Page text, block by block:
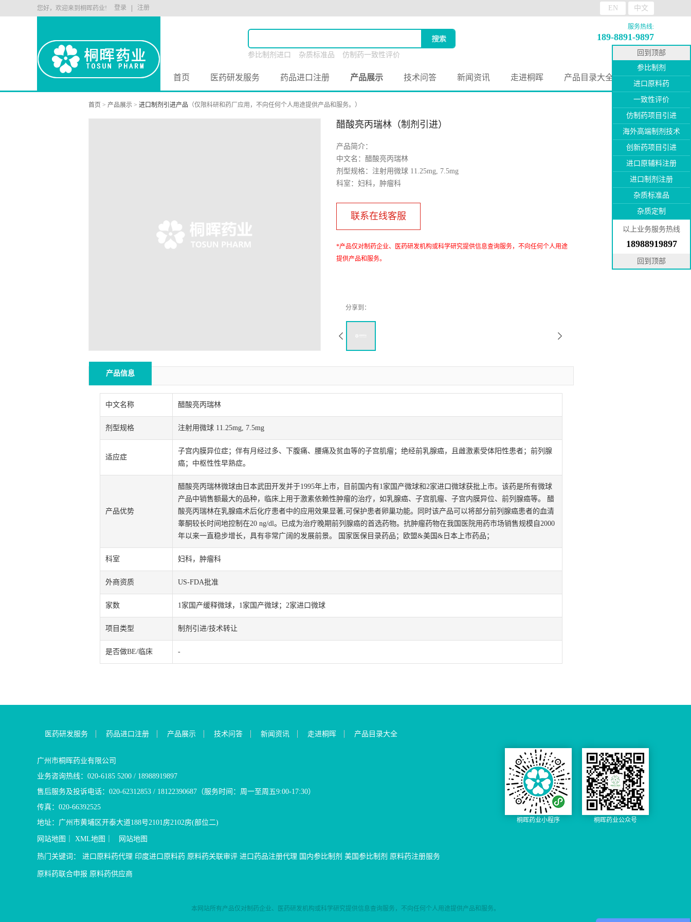
您好，欢迎来到桐晖药业! EN 中文
注册
登录
服务热线:
189-8891-9897
参比制剂进口 杂质标准品
仿制药一致性评价
首页 医药研发服务 药品进口注册 产品展示 技术问答 新闻资讯 走进桐晖 产品目录大全
首页 > 产品展示 > 进口制剂引进产品 （仅限科研和药厂应用，不向任何个人用途提供产品和服务。）
醋酸亮丙瑞林（制剂引进）
产品简介：
中文名：醋酸亮丙瑞林
剂型规格：注射用微球 11.25mg, 7.5mg
科室：妇科，肿瘤科
联系在线客服
*产品仅对制药企业、医药研发机构或科学研究提供信息查询服务，不向任何个人用途
提供产品和服务。
产品信息
中文名称 醋酸亮丙瑞林
剂型规格 注射用微球 11.25mg, 7.5mg
适应症
子宫内膜异位症；伴有月经过多、下腹痛、腰痛及贫血等的子宫肌瘤；绝经前乳腺癌，且雌激素受体阳性患者；前列腺
癌；中枢性性早熟症。
产品优势
醋酸亮丙瑞林微球由日本武田开发并于1995年上市，目前国内有1家国产微球和2家进口微球获批上市。该药是所有微球
产品中销售额最大的品种，临床上用于激素依赖性肿瘤的治疗，如乳腺癌、子宫肌瘤、子宫内膜异位、前列腺癌等。 醋
酸亮丙瑞林在乳腺癌术后化疗患者中的应用效果显著,可保护患者卵巢功能。同时该产品可以将部分前列腺癌患者的血清
睾酮较长时间地控制在20 ng/dl。已成为治疗晚期前列腺癌的首选药物。抗肿瘤药物在我国医院用药市场销售规模自2000
年以来一直稳步增长，具有非常广阔的发展前景。 国家医保目录药品；欧盟&美国&日本上市药品；
科室 妇科，肿瘤科
外商资质 US-FDA批准
家数 1家国产缓释微球，1家国产微球；2家进口微球
项目类型 制剂引进/技术转让
是否做BE/临床 -
医药研发服务 药品进口注册 产品展示 技术问答 新闻资讯 走进桐晖 产品目录大全
广州市桐晖药业有限公司
业务咨询热线：020-6185 5200 / 18988919897
售后服务及投诉电话：020-62312853 / 18122390687（服务时间：周一至周五9:00-17:30）
传真：020-66392525
地址：广州市黄埔区开泰大道188号2101房2102房(部位二)
网站地图 XML地图 网站地图
热门关键词： 进口原料药代理 印度进口原料药 原料药关联审评 进口药品注册代理 国内参比制剂 美国参比制剂 原料药注册服务
原料药联合申报 原料药供应商
桐晖药业公众号
桐晖药业小程序
本网站所有产品仅对制药企业、医药研发机构或科学研究提供信息查询服务，不向任何个人用途提供产品和服务。
回到顶部
参比制剂
进口原料药
一致性评价
仿制药项目引进
海外高端制剂技术
创新药项目引进
进口原辅料注册
进口制剂注册
杂质标准品
杂质定制
以上业务服务热线
18988919897
回到顶部